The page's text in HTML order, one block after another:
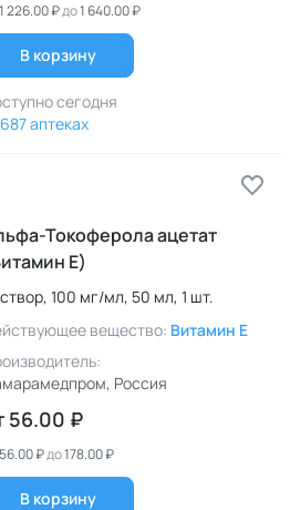
1 226.00 ₽до1 640.00 ₽
В корзину
сегодня
аптеках
Токоферола ацетат
E)
100 мг/мл, 50 мл, 1 шт.
вещество: Витамин E
, Россия
56.00 ₽
56.00 ₽до178.00 ₽
В корзину